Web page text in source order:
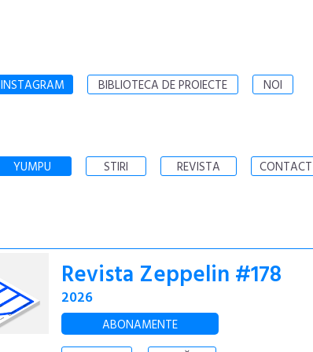
INSTAGRAM BIBLIOTECA DE PROIECTE NOI
YUMPU STIRI REVISTA CONTACT
Revista Zeppelin #178
2026
ABONAMENTE